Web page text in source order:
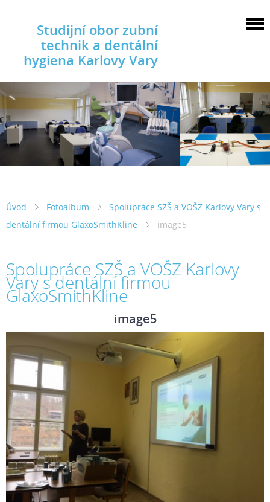
Studijní obor zubní
technik a dentální
hygiena Karlovy Vary
Úvod Fotoalbum
Spolupráce SZŠ a VOŠZ Karlovy Vary s
dentální firmou GlaxoSmithKline
image5
Spolupráce SZŠ a VOŠZ Karlovy
Vary s dentální firmou
GlaxoSmithKline
image5